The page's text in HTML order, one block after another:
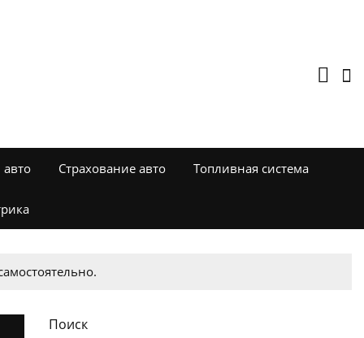
Страхование авто Топливная система
Поиск